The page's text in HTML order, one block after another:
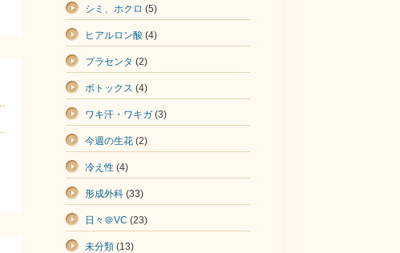
シミ、ホクロ (5)
ヒアルロン酸 (4)
プラセンタ (2)
ボトックス (4)
ワキ汗・ワキガ (3)
今週の生花 (2)
冷え性 (4)
形成外科 (33)
日々＠VC (23)
未分類 (13)